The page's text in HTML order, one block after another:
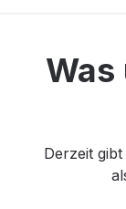
Was
Derzeit